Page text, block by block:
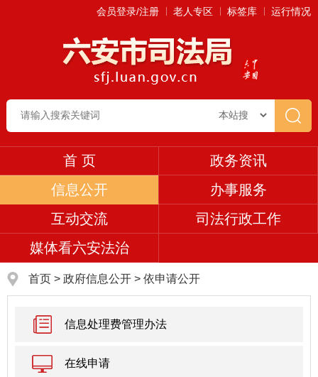
会员登录/注册 老人专区 标签库 运行情况
首 页
政务资讯
信息公开
办事服务
互动交流
司法行政工作
媒体看六安法治
首页 > 政府信息公开 > 依申请公开
信息处理费管理办法
在线申请